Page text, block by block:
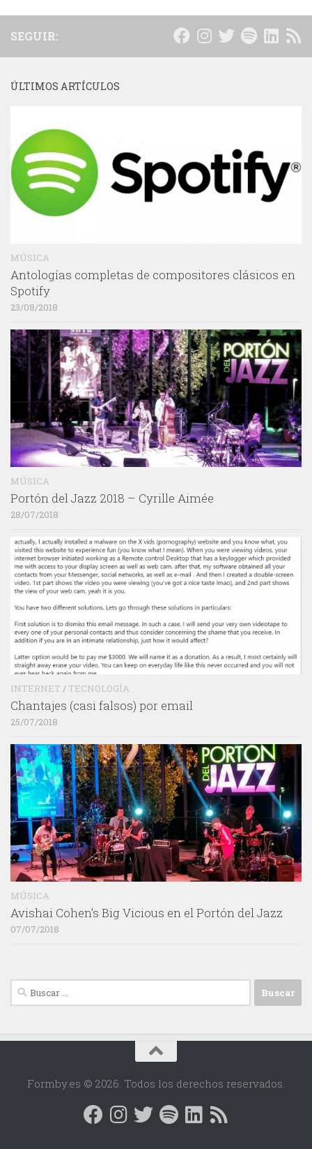
SEGUIR:
ÚLTIMOS ARTÍCULOS
MÚSICA
Antologías completas de compositores clásicos en
Spotify
23/08/2018
MÚSICA
Portón del Jazz 2018 – Cyrille Aimée
28/07/2018
INTERNET / TECNOLOGÍA
Chantajes (casi falsos) por email
25/07/2018
MÚSICA
Avishai Cohen’s Big Vicious en el Portón del Jazz
07/07/2018
Buscar:
Formby.es © 2026. Todos los derechos reservados.